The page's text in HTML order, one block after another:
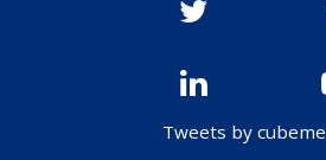
Tweets by